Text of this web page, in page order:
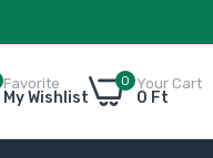
Favorite
My Wishlist
0 Your Cart
0 Ft